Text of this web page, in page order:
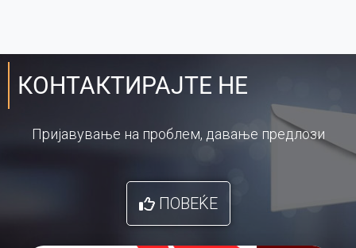
КОНТАКТИРАЈТЕ НЕ
Пријавување на проблем, давање предлози
ПОВЕЌЕ